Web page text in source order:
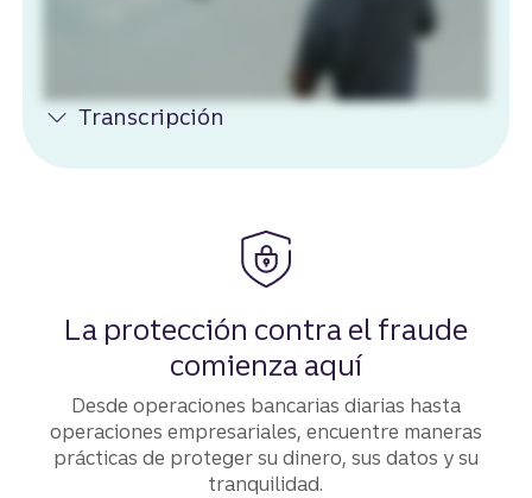
Transcripción
La protección contra el fraude
comienza aquí
Desde operaciones bancarias diarias hasta
operaciones empresariales, encuentre maneras
prácticas de proteger su dinero, sus datos y su
tranquilidad.